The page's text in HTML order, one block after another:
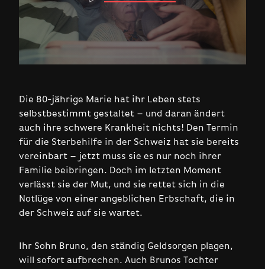
Die 80-jährige Marie hat ihr Leben stets
selbstbestimmt gestaltet – und daran ändert
auch ihre schwere Krankheit nichts! Den Termin
für die Sterbehilfe in der Schweiz hat sie bereits
vereinbart – jetzt muss sie es nur noch ihrer
Familie beibringen. Doch im letzten Moment
verlässt sie der Mut, und sie rettet sich in die
Notlüge von einer angeblichen Erbschaft, die in
der Schweiz auf sie wartet.
Ihr Sohn Bruno, den ständig Geldsorgen plagen,
will sofort aufbrechen. Auch Brunos Tochter